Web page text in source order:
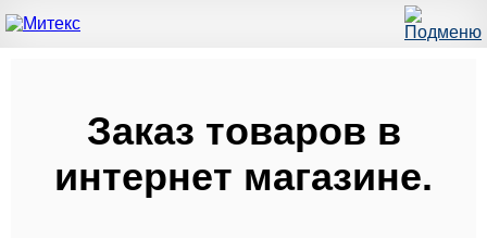
Заказ товаров в
интернет магазине.